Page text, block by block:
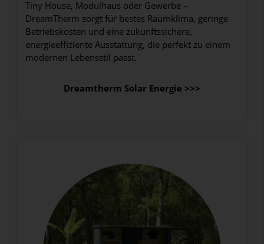
Tiny House, Modulhaus oder Gewerbe –
DreamTherm sorgt für bestes Raumklima, geringe
Betriebskosten und eine zukunftssichere,
energieeffiziente Ausstattung, die perfekt zu einem
modernen Lebensstil passt.
Dreamtherm Solar Energie >>>